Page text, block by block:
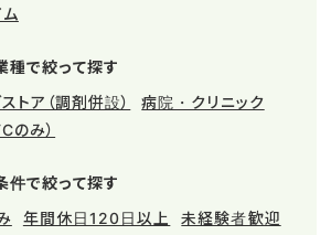
ム
種で絞って探す
トア（調剤併設）
病院・クリニック
のみ）
件で絞って探す
年間休日120日以上
未経験者歓迎